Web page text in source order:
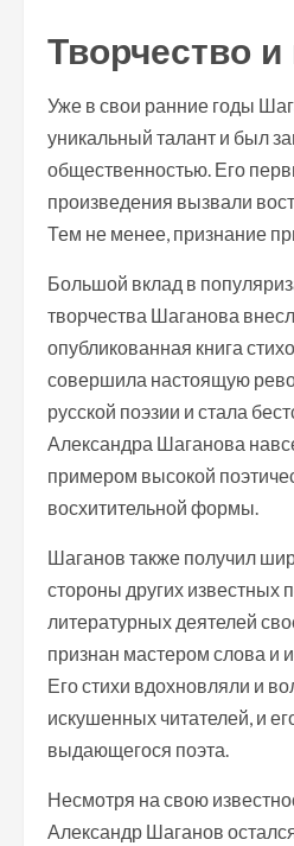
Творчество и
Уже в свои ранние годы
уникальный талант и был
общественностью. Его
произведения вызвали
Тем не менее, признание
Большой вклад в
творчества Шаганова
опубликованная книга
совершила настоящую
русской поэзии и стала
Александра Шаганова
примером высокой
восхитительной формы.
Шаганов также получил
стороны других известных
литературных деятелей
признан мастером слова и
Его стихи вдохновляли и
искушенных читателей, и
выдающегося поэта.
Несмотря на свою
Александр Шаганов